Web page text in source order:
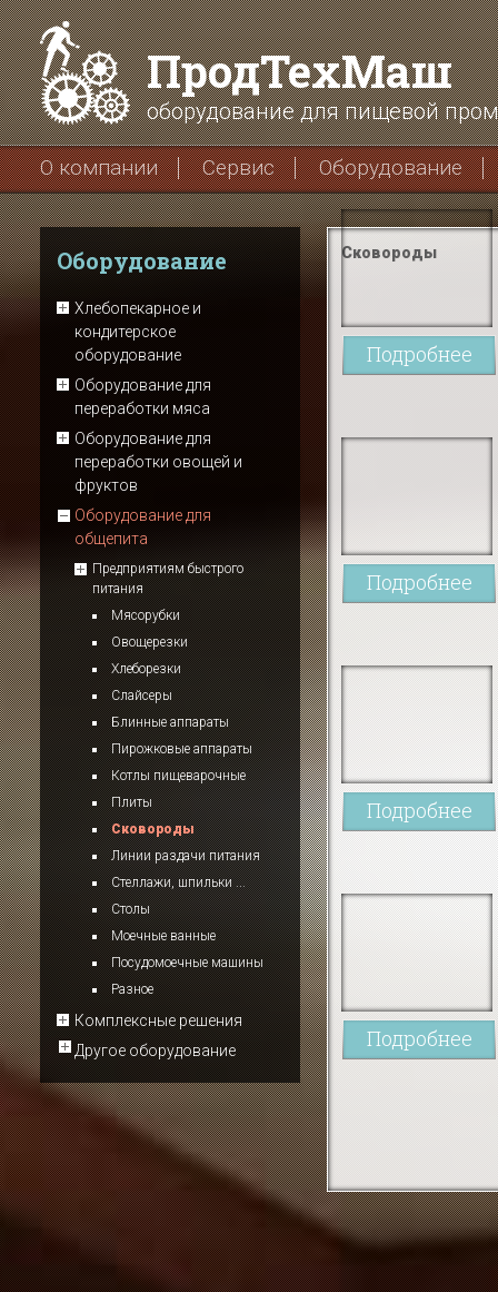
ПродТехМаш
оборудование для пищевой
О компании Сервис Оборудование
Оборудование
Хлебопекарное и
кондитерское
оборудование
Оборудование для
переработки мяса
Оборудование для
переработки овощей и
фруктов
Оборудование для
общепита
Предприятиям быстрого
питания
Мясорубки
Овощерезки
Хлеборезки
Слайсеры
Блинные аппараты
Пирожковые аппараты
Котлы пищеварочные
Плиты
Сковороды
Линии раздачи питания
Стеллажи, шпильки ...
Столы
Моечные ванные
Посудомоечные машины
Разное
Комплексные решения
Другое оборудование
Сковороды
Подробнее
Подробнее
Подробнее
Подробнее